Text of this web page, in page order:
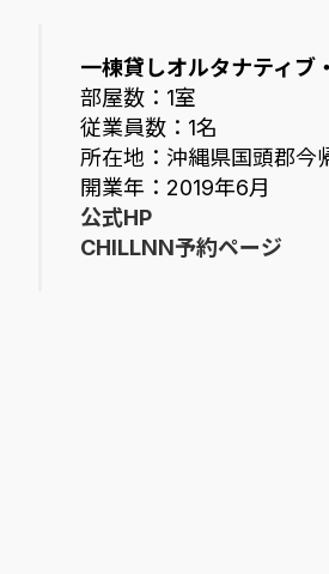
一棟貸しオルタナティ
部屋数：1室
従業員数：1名
所在地：沖縄県国頭郡今
開業年：2019年6月
公式HP
CHILLNN予約ページ